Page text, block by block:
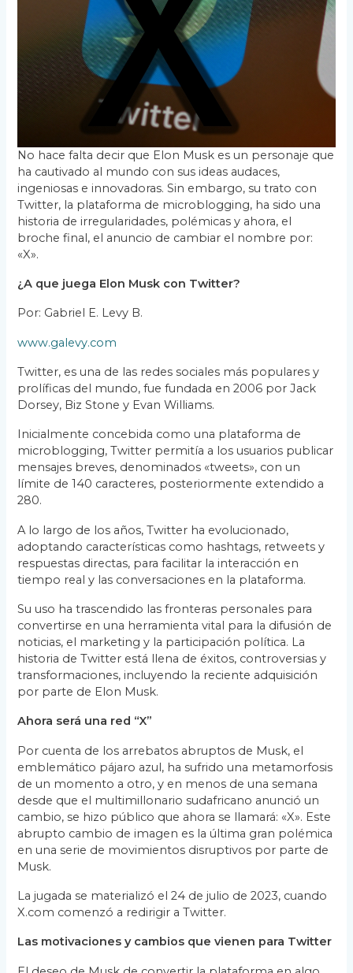
o
k
p
r
No hace falta decir que Elon Musk es un personaje que
ha cautivado al mundo con sus ideas audaces,
ingeniosas e innovadoras. Sin embargo, su trato con
Twitter, la plataforma de microblogging, ha sido una
historia de irregularidades, polémicas y ahora, el
broche final, el anuncio de cambiar el nombre por:
«X».
¿A que juega Elon Musk con Twitter?
Por: Gabriel E. Levy B.
www.galevy.com
Twitter, es una de las redes sociales más populares y
prolíficas del mundo, fue fundada en 2006 por Jack
Dorsey, Biz Stone y Evan Williams.
Inicialmente concebida como una plataforma de
microblogging, Twitter permitía a los usuarios publicar
mensajes breves, denominados «tweets», con un
límite de 140 caracteres, posteriormente extendido a
280.
A lo largo de los años, Twitter ha evolucionado,
adoptando características como hashtags, retweets y
respuestas directas, para facilitar la interacción en
tiempo real y las conversaciones en la plataforma.
Su uso ha trascendido las fronteras personales para
convertirse en una herramienta vital para la difusión de
noticias, el marketing y la participación política. La
historia de Twitter está llena de éxitos, controversias y
transformaciones, incluyendo la reciente adquisición
por parte de Elon Musk.
Ahora será una red “X”
Por cuenta de los arrebatos abruptos de Musk, el
emblemático pájaro azul, ha sufrido una metamorfosis
de un momento a otro, y en menos de una semana
desde que el multimillonario sudafricano anunció un
cambio, se hizo público que ahora se llamará: «X». Este
abrupto cambio de imagen es la última gran polémica
en una serie de movimientos disruptivos por parte de
Musk.
La jugada se materializó el 24 de julio de 2023, cuando
X.com comenzó a redirigir a Twitter.
Las motivaciones y cambios que vienen para Twitter